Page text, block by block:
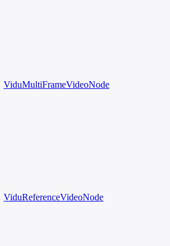
ViduMultiFrameVideoNode
ViduReferenceVideoNode